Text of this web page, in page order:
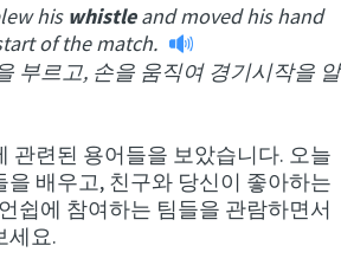
his whistleand moved his hand
of the match.
부르고, 손을 움직여 경기시작을 알
관련된 용어들을 보았습니다. 오늘
배우고, 친구와 당신이 좋아하는
쉽에 참여하는 팀들을 관람하면서
세요.